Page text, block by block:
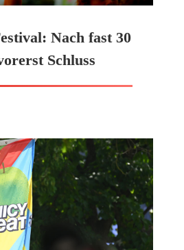
Nach fast 30
Schluss